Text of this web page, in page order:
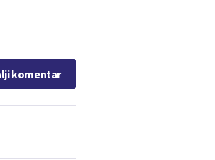
komentar